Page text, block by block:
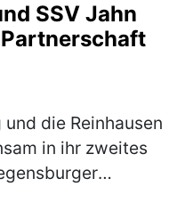
Turnier…(mehr)
SSV Jahn
und die Reinhausen
in ihr zweites